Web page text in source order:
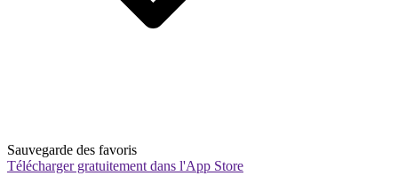
Sauvegarde des favoris
Télécharger gratuitement dans l'App Store